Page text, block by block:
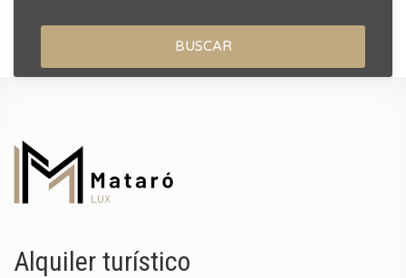
BUSCAR
Alquiler turístico